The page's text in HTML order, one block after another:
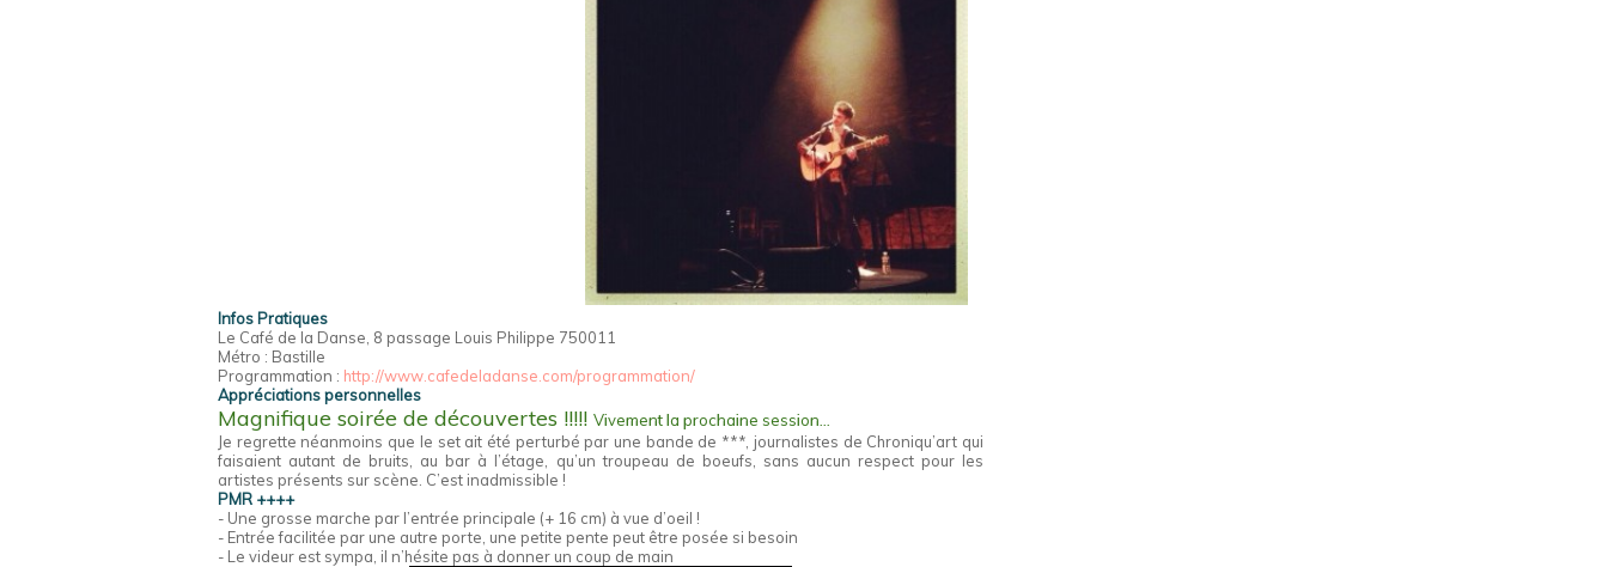
Infos Pratiques
Le Café de la Danse, 8 passage Louis Philippe 750011
Métro : Bastille
Programmation : http://www.cafedeladanse.com/programmation/
Appréciations personnelles
Magnifique soirée de découvertes !!!!! Vivement la prochaine session…
Je regrette néanmoins que le set ait été perturbé par une bande de ***, journalistes de Chroniqu’art qui
faisaient autant de bruits, au bar à l’étage, qu’un troupeau de boeufs, sans aucun respect pour les
artistes présents sur scène. C’est inadmissible !
PMR ++++
- Une grosse marche par l’entrée principale (+ 16 cm) à vue d’oeil !
- Entrée facilitée par une autre porte, une petite pente peut être posée si besoin
- Le videur est sympa, il n’hésite pas à donner un coup de main